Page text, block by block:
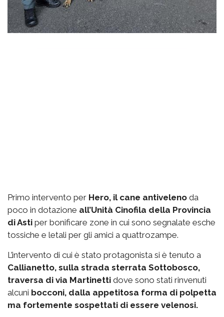
Primo intervento per Hero, il cane antiveleno da
poco in dotazione all’Unità Cinofila della Provincia
di Asti per bonificare zone in cui sono segnalate esche
tossiche e letali per gli amici a quattrozampe.
L’intervento di cui è stato protagonista si è tenuto a
Callianetto, sulla strada sterrata Sottobosco,
traversa di via Martinetti dove sono stati rinvenuti
alcuni bocconi, dalla appetitosa forma di polpetta
ma fortemente sospettati di essere velenosi.